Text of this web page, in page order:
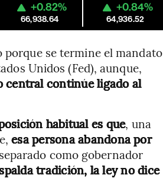
+0.82%
66,938.64
+0.84%
64,936.52
porque se termine el mandato
Unidos (Fed), aunque,
central continúe ligado al
habitual es que, una
esa persona abandona por
como gobernador
tradición, la ley no dice